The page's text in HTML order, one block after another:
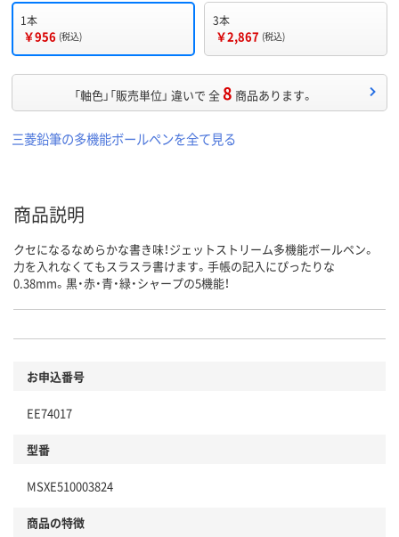
1本
￥956 (税込)
3本
￥2,867 (税込)
「軸色」「販売単位」 違いで 全8 商品あります。
三菱鉛筆の多機能ボールペンを全て見る
商品説明
クセになるなめらかな書き味！ジェットストリーム多機能ボールペン。
力を入れなくてもスラスラ書けます。手帳の記入にぴったりな
0.38mm。黒・赤・青・緑・シャープの5機能！
お申込番号
EE74017
型番
MSXE510003824
商品の特徴